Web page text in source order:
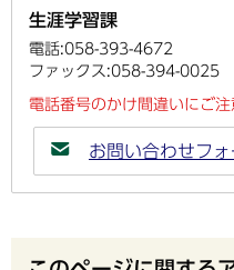
生涯学習課
電話:058-393-4672
ファックス:058-394-0025
電話番号のかけ間違いにご
お問い合わせフォ